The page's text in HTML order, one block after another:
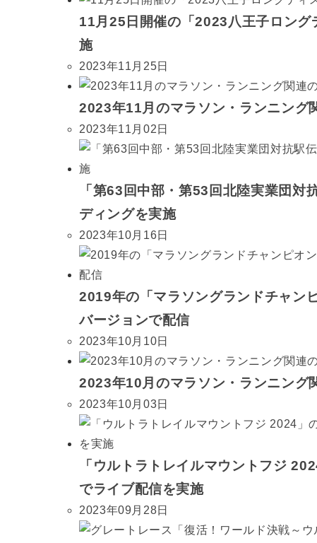
11月25日開催の「2023八王子ロン
施
2023年11月25日
2023年11月のマラソン・ランニング
2023年11月02日
「第63回中部・第53回北陸実業団対
ディングを実施
2023年10月16日
2019年の「マラソングランドチャン
バージョンで配信
2023年10月10日
2023年10月のマラソン・ランニング
2023年10月03日
「ウルトラトレイルマウントフジ
でライブ配信を実施
2023年09月28日